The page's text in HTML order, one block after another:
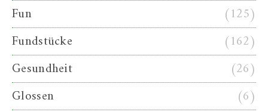
Fun
(125)
Fundstücke
(162)
Gesundheit
(26)
Glossen
(6)